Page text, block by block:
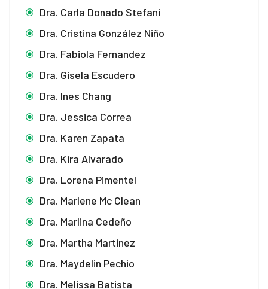
Dra. Carla Donado Stefani
Dra. Cristina González Niño
Dra. Fabiola Fernandez
Dra. Gisela Escudero
Dra. Ines Chang
Dra. Jessica Correa
Dra. Karen Zapata
Dra. Kira Alvarado
Dra. Lorena Pimentel
Dra. Marlene Mc Clean
Dra. Marlina Cedeño
Dra. Martha Martinez
Dra. Maydelin Pechio
Dra. Melissa Batista